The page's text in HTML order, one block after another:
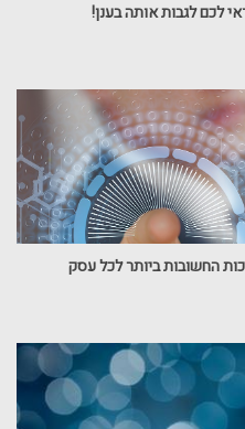
לכם לגבות אותה בענן!
החשובות ביותר לכל עסק